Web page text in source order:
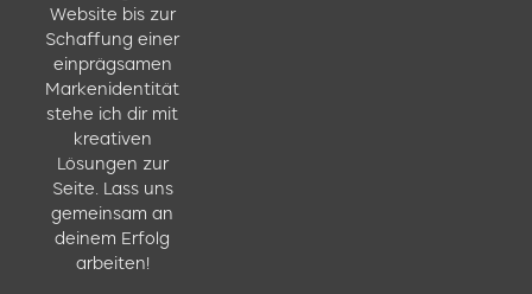
Website bis zur
Schaffung einer
einprägsamen
Markenidentität
stehe ich dir mit
kreativen
Lösungen zur
Seite. Lass uns
gemeinsam an
deinem Erfolg
arbeiten!